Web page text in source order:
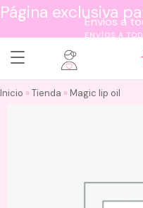
Página exclusiva
ENVÍOS A
Inicio » Tienda » Magic lip oil